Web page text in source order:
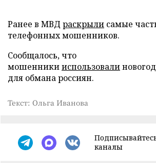
Ранее в МВД раскрыли самые
телефонных мошенников.
Сообщалось, что
мошенникииспользовали
для обмана россиян.
Текст: Ольга Иванова
каналы